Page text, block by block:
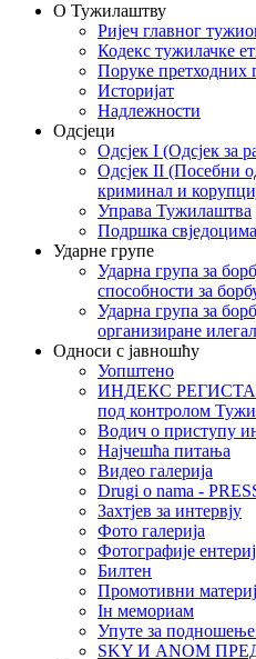
О Тужилаштву
Ријеч главног
Кодекс тужилачке
Поруке претходних
Историјат
Надлежности
Одсјеци
Одсјек I (Одсјек за
Одсјек II (Посебни
криминал и
Управа Тужилаштва
Подршка свједоцима
Ударне групе
Ударна група за
способности за
Ударна група за
организиране
Односи с јавношћу
Уопштено
ИНДЕКС РЕГИСТАР
под контролом
Водич о приступу
Најчешћа питања
Видео галерија
Drugi o nama -
Захтјев за интервју
Фото галерија
Фотографије
Билтен
Промотивни
Iн мемориам
Упуте за
SKY И ANOM